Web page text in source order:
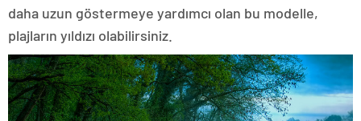
daha uzun göstermeye yardımcı olan bu modelle,
plajların yıldızı olabilirsiniz.